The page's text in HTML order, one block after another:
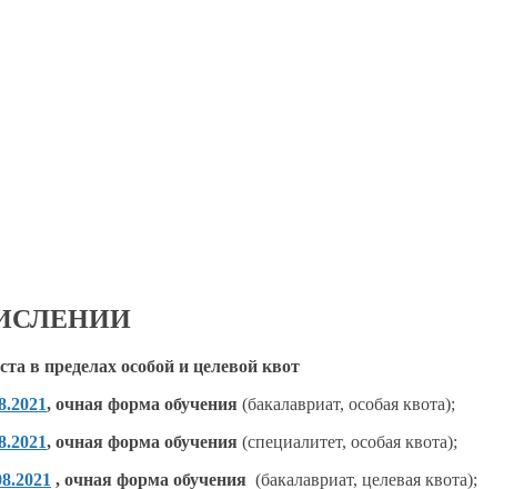
в пределах особой и целевой квот
, очная форма обучения (бакалавриат, особая квота);
, очная форма обучения (специалитет, особая квота);
, очная форма обучения (бакалавриат, целевая квота);